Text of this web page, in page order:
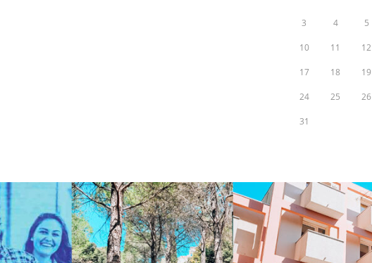
3 4 5
10 11 12
17 18 19
24 25 26
31